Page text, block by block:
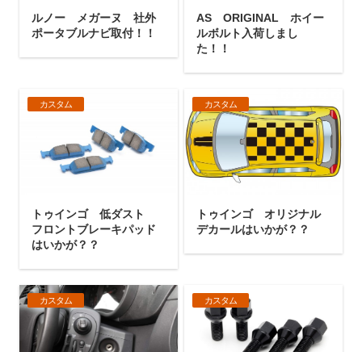
ルノー メガーヌ 社外
ポータブルナビ取付！！
AS ORIGINAL ホイー
ルボルト入荷しまし
た！！
カスタム
トゥインゴ 低ダスト
フロントブレーキパッド
はいかが？？
カスタム
トゥインゴ オリジナル
デカールはいかが？？
カスタム カスタム